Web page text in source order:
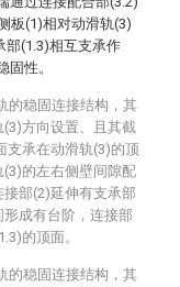
板(1)相对动滑轨(3)
部(1.3)相互支承作
性。
的稳固连接结构，其
方向设置、且其截
支承在动滑轨(3)的顶
的左右侧壁间隙配
部(2)延伸有支承部
成有台阶，连接部
的顶面。
的稳固连接结构，其